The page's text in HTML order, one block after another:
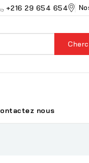
+216 29 654 654
nous